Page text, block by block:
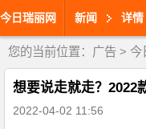
今日瑞丽网 新闻 详情
您的当前位置： 广告 > 今
想要说走就走？2022
2022-04-02 11:56